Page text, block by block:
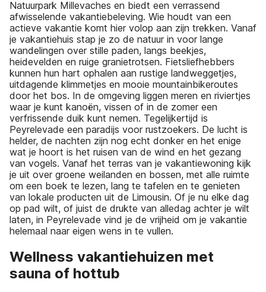
Natuurpark Millevaches en biedt een verrassend
afwisselende vakantiebeleving. Wie houdt van een
actieve vakantie komt hier volop aan zijn trekken. Vanaf
je vakantiehuis stap je zo de natuur in voor lange
wandelingen over stille paden, langs beekjes,
heidevelden en ruige granietrotsen. Fietsliefhebbers
kunnen hun hart ophalen aan rustige landweggetjes,
uitdagende klimmetjes en mooie mountainbikeroutes
door het bos. In de omgeving liggen meren en riviertjes
waar je kunt kanoën, vissen of in de zomer een
verfrissende duik kunt nemen. Tegelijkertijd is
Peyrelevade een paradijs voor rustzoekers. De lucht is
helder, de nachten zijn nog echt donker en het enige
wat je hoort is het ruisen van de wind en het gezang
van vogels. Vanaf het terras van je vakantiewoning kijk
je uit over groene weilanden en bossen, met alle ruimte
om een boek te lezen, lang te tafelen en te genieten
van lokale producten uit de Limousin. Of je nu elke dag
op pad wilt, of juist de drukte van alledag achter je wilt
laten, in Peyrelevade vind je de vrijheid om je vakantie
helemaal naar eigen wens in te vullen.
Wellness vakantiehuizen met
sauna of hottub